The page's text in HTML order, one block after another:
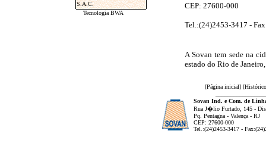
S.A.C.
Tecnologia BWA
CEP: 27600-000
Tel.:(24)2453-3417 -
A Sovan tem sede na
estado do Rio de
[Página inicial] [Histórico
Sovan Ind. e Com. de
Rua J�lio Furtado, 145 -
Pq. Pentagna - Valença - RJ
CEP: 27600-000
Tel.:(24)2453-3417 -